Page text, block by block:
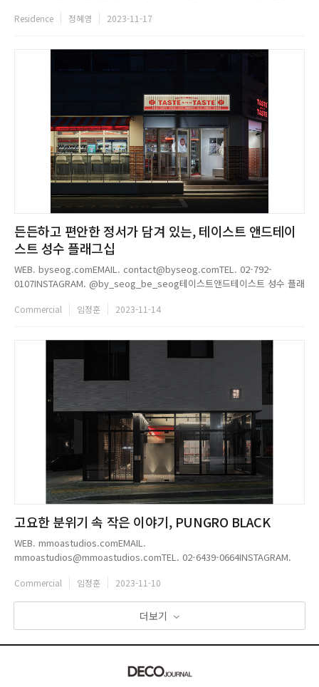
어 정리했다. 샤워부스의 안쪽에는 포인트 타일을 배치해 군더더기 없이 깔
Residence 정혜영 2023-11-17
든든하고 편안한 정서가 담겨 있는, 테이스트 앤드테이
스트 성수 플래그십
WEB. byseog.comEMAIL. contact@byseog.comTEL. 02-792-
0107INSTAGRAM. @by_seog_be_seog테이스트앤드테이스트 성수 플래
BE SEOG)디자인팀. 김미영, 장서희시공. 아이디스튜디오(ID Studio)위...
Commercial 임정훈 2023-11-14
고요한 분위기 속 작은 이야기, PUNGRO BLACK
WEB. mmoastudios.comEMAIL.
mmoastudios@mmoastudios.comTEL. 02-6439-0664INSTAGRAM.
SPACECORE위치. 충남 천안시 서북구 불당29길 7-8 1층면적. 152 m2규
모. 단층마감재. - 바닥: 타일 및 전돌- ...
Commercial 임정훈 2023-11-10
더보기